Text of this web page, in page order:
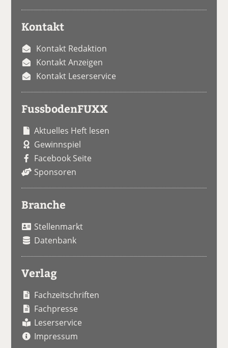
Kontakt
Kontakt Redaktion
Kontakt Anzeigen
Kontakt Leserservice
FussbodenFUXX
Aktuelles Heft lesen
Gewinnspiel
Facebook Seite
Sponsoren
Branche
Stellenmarkt
Datenbank
Verlag
Fachzeitschriften
Fachpresse
Leserservice
Impressum